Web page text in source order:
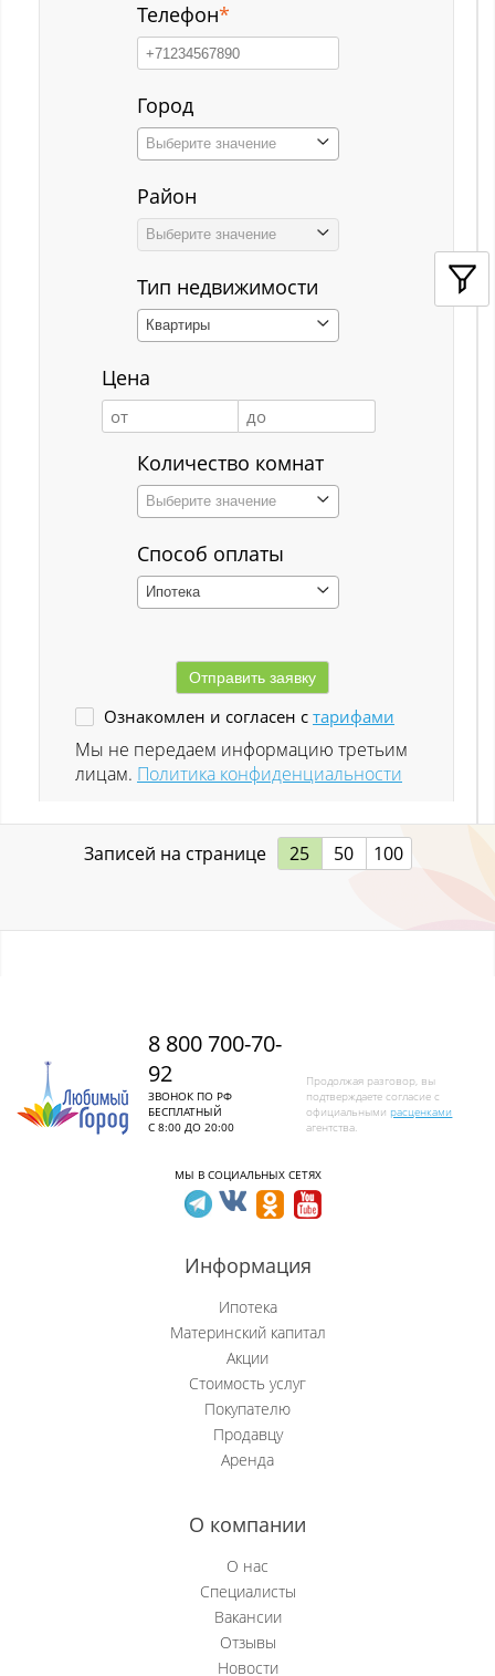
Карагайлинский
Красная Орловка
Красная Орловка с
Куйбышевский р-н
Ленинск-Кузнецкий
Листвяги
Лучшево с
Митино
Мундыбаш
Телефон*
Город
Выберите значение
Район
Выберите значение
Тип недвижимости
Квартиры
Цена
Количество комнат
Выберите значение
Способ оплаты
Ипотека
Ознакомлен и согласен с тарифами
Мы не передаем информацию третьим
лицам. Политика конфиденциальности
Записей на странице 25 50 100
8 800 700-70-
92
ЗВОНОК ПО РФ
БЕСПЛАТНЫЙ
С 8:00 ДО 20:00
Продолжая разговор, вы
подтверждаете согласие с
официальнымирасценками
агентства.
МЫ В СОЦИАЛЬНЫХ СЕТЯХ
Информация
Ипотека
Материнский капитал
Акции
Стоимость услуг
Покупателю
Продавцу
Аренда
О компании
О нас
Специалисты
Вакансии
Отзывы
Новости